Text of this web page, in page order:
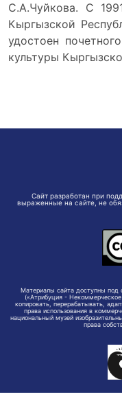
С.А.Чуйкова. С
Кыргызской
удостоен
культуры
Сайт разработан при
выраженные на сайте, не
Материалы сайта доступны под
(«Атрибуция -
копировать, перерабатывать,
права использования в
национальный музей
права